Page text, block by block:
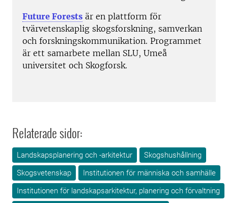
Future Forests är en plattform för
tvärvetenskaplig skogsforskning, samverkan
och forskningskommunikation. Programmet
är ett samarbete mellan SLU, Umeå
universitet och Skogforsk.
Relaterade sidor:
Landskapsplanering och -arkitektur
Skogshushållning
Skogsvetenskap
Institutionen för människa och samhälle
Institutionen för landskapsarkitektur, planering och förvaltning